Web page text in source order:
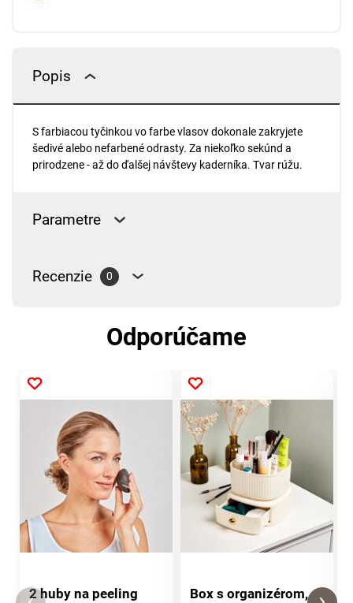
Popis
S farbiacou tyčinkou vo farbe vlasov dokonale zakryjete
šedivé alebo nefarbené odrasty. Za niekoľko sekúnd a
prirodzene - až do ďalšej návštevy kaderníka. Tvar rúžu.
Parametre
Recenzie 0
Odporúčame
2 huby na peeling
Box s organizérom,